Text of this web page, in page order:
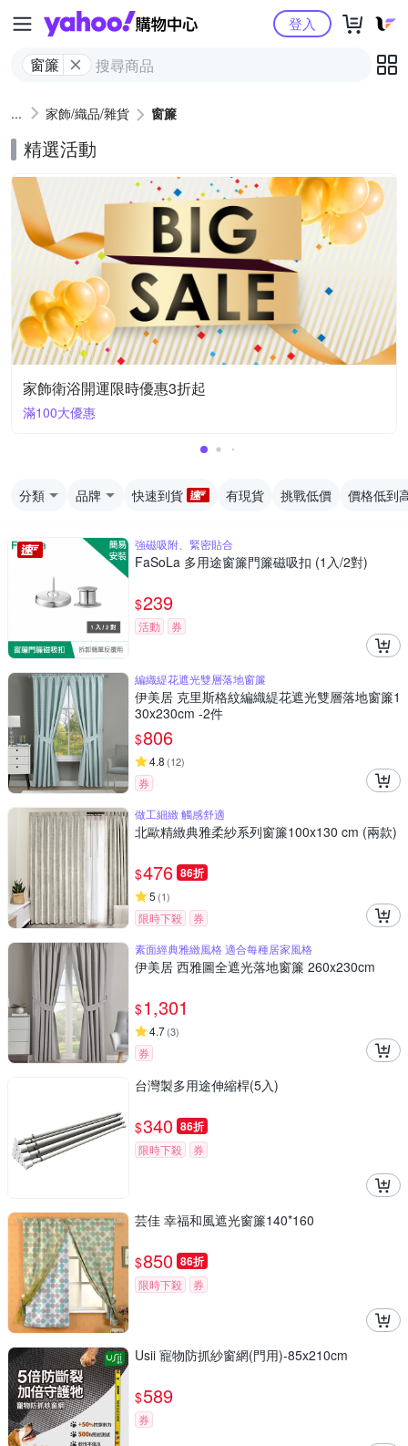
Yahoo購物中心
窗簾
登入
家飾/織品/雜貨 窗簾
精選活動
家飾衛浴開運限時優惠3折起
滿100大優惠
分類 品牌 快速到貨 有現貨 挑戰低價 價格低到
強磁吸附、緊密貼合
FaSoLa 多用途窗簾門簾磁吸扣 (1入/2對)
$239
活動 券
編織緹花遮光雙層落地窗簾
伊美居 克里斯格紋編織緹花遮光雙層落地窗簾1
30x230cm -2件
$806
4.8 (12)
券
做工細緻 觸感舒適
北歐精緻典雅柔紗系列窗簾100x130 cm (兩款)
$476 86折
5 (1)
限時下殺
券
素面經典雅緻風格 適合每種居家風格
伊美居 西雅圖全遮光落地窗簾 260x230cm
$1,301
4.7(3)
券
台灣製多用途伸縮桿(5入)
$340 86折
限時下殺 券
芸佳 幸福和風遮光窗簾140*160
$850 86折
限時下殺 券
Usii 寵物防抓紗窗網(門用)-85x210cm
$589
券